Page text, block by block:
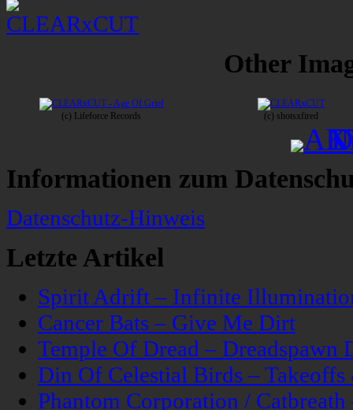
Other
(c) Lifeforce Records (c) shotsxfired
Informationen zum
Datenschutz-Hinweis
Letzte Artikel
Spirit Adrift – Infinite
Cancer Bats – Give Me Dirt
Temple Of Dread – Dreadspawn
Din Of Celestial Birds –
Phantom Corporation /